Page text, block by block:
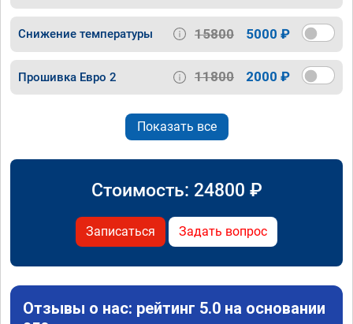
Снижение температуры 15800 5000 ₽
Прошивка Евро 2 11800 2000 ₽
Показать все
Стоимость: 24800 ₽
Записаться Задать вопрос
Отзывы о нас: рейтинг 5.0 на основании